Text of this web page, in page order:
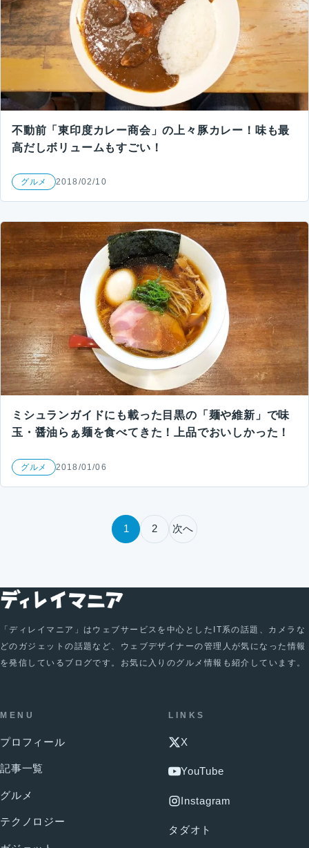
不動前「東印度カレー商会」の上々豚カレー！味も最
高だしボリュームもすごい！
グルメ 2018/02/10
ミシュランガイドにも載った目黒の「麺や維新」で味
玉・醤油らぁ麺を食べてきた！上品でおいしかった！
グルメ 2018/01/06
投稿のページ送り
1 2 次へ
「ディレイマニア」はウェブサービスを中心としたIT系の話題、カメラな
どのガジェットの話題など、ウェブデザイナーの管理人が気になった情報
を発信しているブログです。お気に入りのグルメ情報も紹介しています。
MENU
プロフィール
記事一覧
グルメ
テクノロジー
LINKS
X
YouTube
Instagram
タダオト